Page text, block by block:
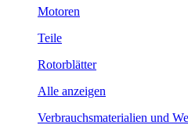
Motoren
Teile
Rotorblätter
Alle anzeigen
Verbrauchsmaterialien und